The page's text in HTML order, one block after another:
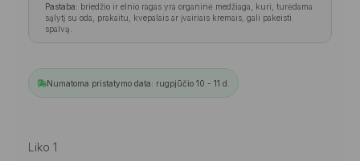
Pastaba: briedžio ir elnio ragas yra organinė medžiaga, kuri, turėdama
sąlytį su oda, prakaitu, kvepalais ar įvairiais kremais, gali pakeisti
spalvą.
Numatoma pristatymo data: rugpjūčio 10 - 11 d.
Liko 1